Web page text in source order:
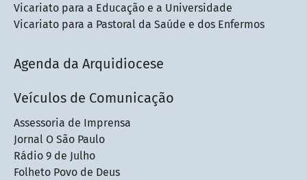
Vicariato para a Educação e a Universidade
Vicariato para a Pastoral da Saúde e dos Enfermos
Agenda da Arquidiocese
Veículos de Comunicação
Assessoria de Imprensa
Jornal O São Paulo
Rádio 9 de Julho
Folheto Povo de Deus